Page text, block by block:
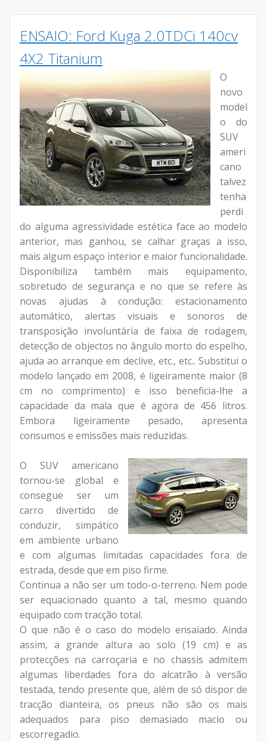
ENSAIO: Ford Kuga 2.0TDCi 140cv
4X2 Titanium
O
novo
model
o do
SUV
ameri
cano
talvez
tenha
perdi
do alguma agressividade estética face ao modelo
anterior, mas ganhou, se calhar graças a isso,
mais algum espaço interior e maior funcionalidade.
Disponibiliza também mais equipamento,
sobretudo de segurança e no que se refere às
novas ajudas à condução: estacionamento
automático, alertas visuais e sonoros de
transposição involuntária de faixa de rodagem,
detecção de objectos no ângulo morto do espelho,
ajuda ao arranque em declive, etc., etc.. Substitui o
modelo lançado em 2008, é ligeiramente maior (8
cm no comprimento) e isso beneficia-lhe a
capacidade da mala que é agora de 456 litros.
Embora ligeiramente pesado, apresenta
consumos e emissões mais reduzidas.
O SUV americano
tornou-se global e
consegue ser um
carro divertido de
conduzir, simpático
em ambiente urbano
e com algumas limitadas capacidades fora de
estrada, desde que em piso firme.
Continua a não ser um todo-o-terreno. Nem pode
ser equacionado quanto a tal, mesmo quando
equipado com tracção total.
O que não é o caso do modelo ensaiado. Ainda
assim, a grande altura ao solo (19 cm) e as
protecções na carroçaria e no chassis admitem
algumas liberdades fora do alcatrão à versão
testada, tendo presente que, além de só dispor de
tracção dianteira, os pneus não são os mais
adequados para piso demasiado macio ou
escorregadio.